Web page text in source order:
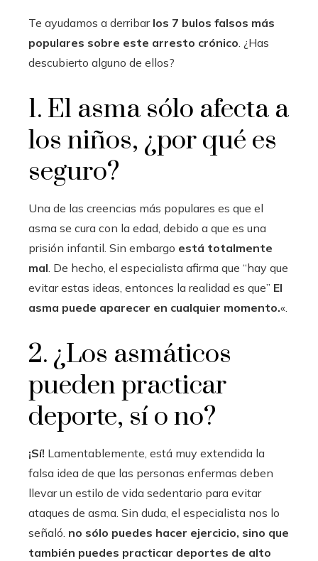
Te ayudamos a derribar los 7 bulos falsos más
populares sobre este arresto crónico. ¿Has
descubierto alguno de ellos?
1. El asma sólo afecta a
los niños, ¿por qué es
seguro?
Una de las creencias más populares es que el
asma se cura con la edad, debido a que es una
prisión infantil. Sin embargo está totalmente
mal. De hecho, el especialista afirma que “hay que
evitar estas ideas, entonces la realidad es que” El
asma puede aparecer en cualquier momento.«.
2. ¿Los asmáticos
pueden practicar
deporte, sí o no?
¡Sí! Lamentablemente, está muy extendida la
falsa idea de que las personas enfermas deben
llevar un estilo de vida sedentario para evitar
ataques de asma. Sin duda, el especialista nos lo
señaló. no sólo puedes hacer ejercicio, sino que
también puedes practicar deportes de alto